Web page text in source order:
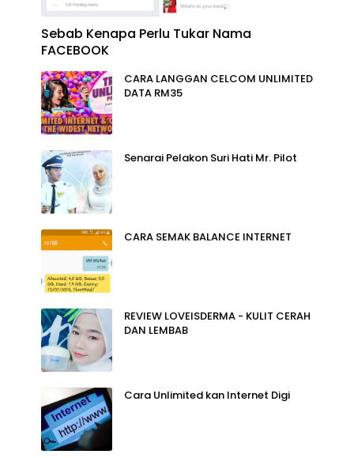
Sebab Kenapa Perlu Tukar Nama
FACEBOOK
CARA LANGGAN CELCOM UNLIMITED
DATA RM35
Senarai Pelakon Suri Hati Mr. Pilot
CARA SEMAK BALANCE INTERNET
REVIEW LOVEISDERMA - KULIT CERAH
DAN LEMBAB
Cara Unlimited kan Internet Digi